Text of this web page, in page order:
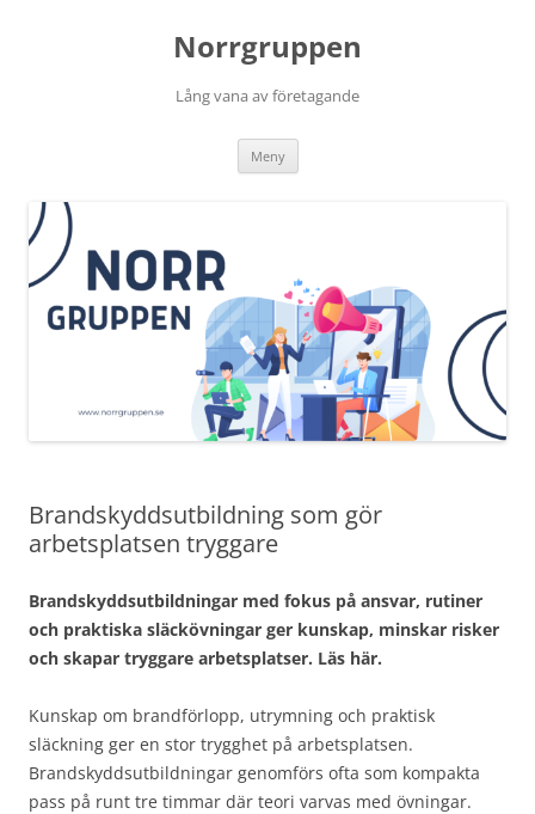
Norrgruppen
Lång vana av företagande
Meny Hoppa
innehåll
Brandskyddsutbildning som gör
arbetsplatsen tryggare
Brandskyddsutbildningar med fokus på ansvar, rutiner
och praktiska släckövningar ger kunskap, minskar risker
och skapar tryggare arbetsplatser. Läs här.
Kunskap om brandförlopp, utrymning och praktisk
släckning ger en stor trygghet på arbetsplatsen.
Brandskyddsutbildningar genomförs ofta som kompakta
pass på runt tre timmar där teori varvas med övningar.